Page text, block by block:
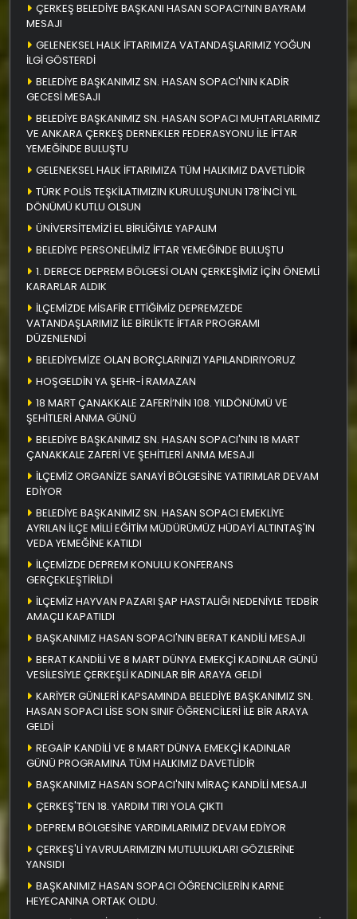
ÇERKEŞ BELEDİYE BAŞKANI HASAN SOPACI’NIN BAYRAM
MESAJI
GELENEKSEL HALK İFTARIMIZA VATANDAŞLARIMIZ YOĞUN
İLGİ GÖSTERDİ
BELEDİYE BAŞKANIMIZ SN. HASAN SOPACI'NIN KADİR
GECESİ MESAJI
BELEDİYE BAŞKANIMIZ SN. HASAN SOPACI MUHTARLARIMIZ
VE ANKARA ÇERKEŞ DERNEKLER FEDERASYONU İLE İFTAR
YEMEĞİNDE BULUŞTU
GELENEKSEL HALK İFTARIMIZA TÜM HALKIMIZ DAVETLİDİR
TÜRK POLİS TEŞKİLATIMIZIN KURULUŞUNUN 178’İNCİ YIL
DÖNÜMÜ KUTLU OLSUN
ÜNİVERSİTEMİZİ EL BİRLİĞİYLE YAPALIM
BELEDİYE PERSONELİMİZ İFTAR YEMEĞİNDE BULUŞTU
1. DERECE DEPREM BÖLGESİ OLAN ÇERKEŞİMİZ İÇİN ÖNEMLİ
KARARLAR ALDIK
İLÇEMİZDE MİSAFİR ETTİĞİMİZ DEPREMZEDE
VATANDAŞLARIMIZ İLE BİRLİKTE İFTAR PROGRAMI
DÜZENLENDİ
BELEDİYEMİZE OLAN BORÇLARINIZI YAPILANDIRIYORUZ
HOŞGELDİN YA ŞEHR-İ RAMAZAN
18 MART ÇANAKKALE ZAFERİ’NİN 108. YILDÖNÜMÜ VE
ŞEHİTLERİ ANMA GÜNÜ
BELEDİYE BAŞKANIMIZ SN. HASAN SOPACI'NIN 18 MART
ÇANAKKALE ZAFERİ VE ŞEHİTLERİ ANMA MESAJI
İLÇEMİZ ORGANİZE SANAYİ BÖLGESİNE YATIRIMLAR DEVAM
EDİYOR
BELEDİYE BAŞKANIMIZ SN. HASAN SOPACI EMEKLİYE
AYRILAN İLÇE MİLLİ EĞİTİM MÜDÜRÜMÜZ HÜDAYİ ALTINTAŞ'IN
VEDA YEMEĞİNE KATILDI
İLÇEMİZDE DEPREM KONULU KONFERANS
GERÇEKLEŞTİRİLDİ
İLÇEMİZ HAYVAN PAZARI ŞAP HASTALIĞI NEDENİYLE TEDBİR
AMAÇLI KAPATILDI
BAŞKANIMIZ HASAN SOPACI'NIN BERAT KANDİLİ MESAJI
BERAT KANDİLİ VE 8 MART DÜNYA EMEKÇİ KADINLAR GÜNÜ
VESİLESİYLE ÇERKEŞLİ KADINLAR BİR ARAYA GELDİ
KARİYER GÜNLERİ KAPSAMINDA BELEDİYE BAŞKANIMIZ SN.
HASAN SOPACI LİSE SON SINIF ÖĞRENCİLERİ İLE BİR ARAYA
GELDİ
REGAİP KANDİLİ VE 8 MART DÜNYA EMEKÇİ KADINLAR
GÜNÜ PROGRAMINA TÜM HALKIMIZ DAVETLİDİR
BAŞKANIMIZ HASAN SOPACI'NIN MİRAÇ KANDİLİ MESAJI
ÇERKEŞ'TEN 18. YARDIM TIRI YOLA ÇIKTI
DEPREM BÖLGESİNE YARDIMLARIMIZ DEVAM EDİYOR
ÇERKEŞ'Lİ YAVRULARIMIZIN MUTLULUKLARI GÖZLERİNE
YANSIDI
BAŞKANIMIZ HASAN SOPACI ÖĞRENCİLERİN KARNE
HEYECANINA ORTAK OLDU.